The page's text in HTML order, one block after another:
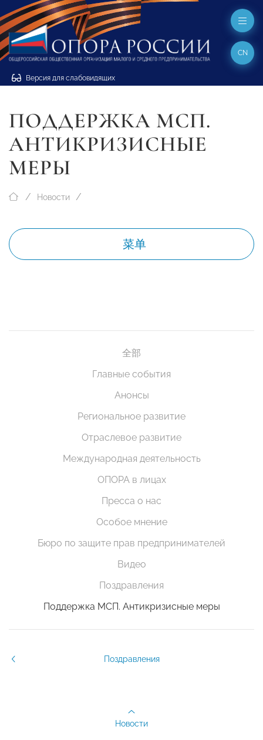
Версия для слабовидящих
CN
ПОДДЕРЖКА МСП.
АНТИКРИЗИСНЫЕ
МЕРЫ
Новости
菜单
全部
Главные события
Анонсы
Региональное развитие
Отраслевое развитие
Международная деятельность
ОПОРА в лицах
Пресса о нас
Особое мнение
Бюро по защите прав предпринимателей
Видео
Поздравления
Поддержка МСП. Антикризисные меры
Поздравления
Новости